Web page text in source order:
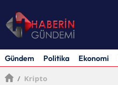
Gündem Politika Ekonomi
/ Kripto